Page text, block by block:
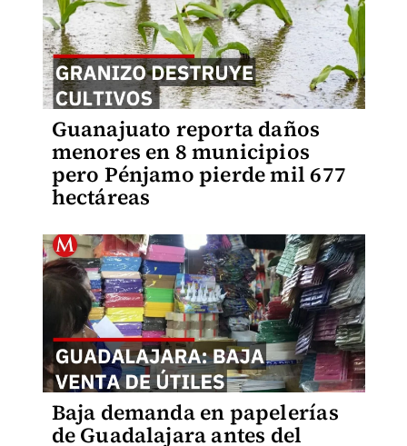
Guanajuato reporta daños
menores en 8 municipios
pero Pénjamo pierde mil 677
hectáreas
Baja demanda en papelerías
de Guadalajara antes del